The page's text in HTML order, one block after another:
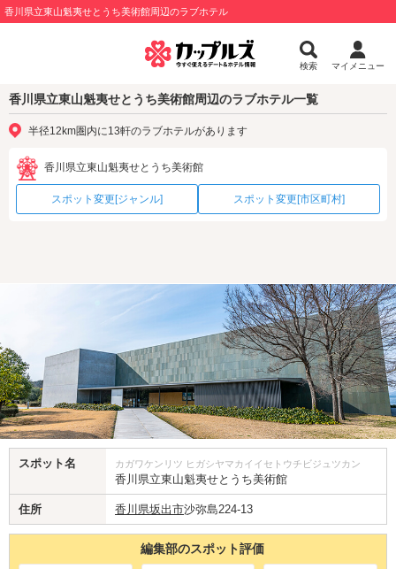
香川県立東山魁夷せとうち美術館周辺のラブホテル
検索 マイメニュー
香川県立東山魁夷せとうち美術館周辺のラブホテル一覧
半径12km圏内に13軒のラブホテルがあります
香川県立東山魁夷せとうち美術館
スポット変更[ジャンル] スポット変更[市区町村]
スポット名 カガワケンリツ ヒガシヤマカイイセトウチビジュツカン
香川県立東山魁夷せとうち美術館
住所 香川県坂出市沙弥島224-13
編集部のスポット評価